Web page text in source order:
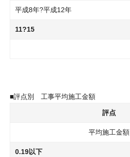
平成8年?平成12年
11?15
■評点別 工事平均施工金額
評点
平均施工金額
0.19以下